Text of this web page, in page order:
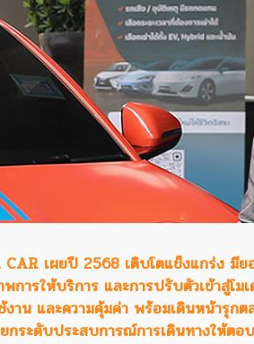
CAR เผยปี 2568 เติบโตแข็งแกร่ง มี
ารให้บริการ และการปรับตัวเข้าสู่โม
งาน และความคุ้มค่า พร้อมเดินหน้ารุ
กระดับประสบการณ์การเดินทางให้ตอ